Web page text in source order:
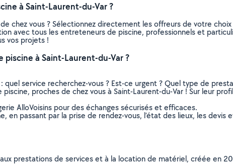
à Saint-Laurent-du-Var ?
chez vous ? Sélectionnez directement les offreurs de votre
avec tous les entreteneurs de piscine, professionnels et
vos projets !
à Saint-Laurent-du-Var ?
service recherchez-vous ? Est-ce urgent ? Quel type de
proches de chez vous à Saint-Laurent-du-Var ! Sur leur
AlloVoisins pour des échanges sécurisés et efficaces.
en passant par la prise de rendez-vous, l’état des lieux, les
prestations de services et à la location de matériel, créée en